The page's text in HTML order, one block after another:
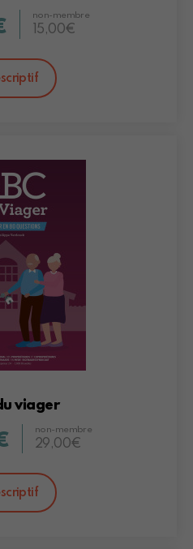
non-membre
15,00€
viager
non-membre
29,00€